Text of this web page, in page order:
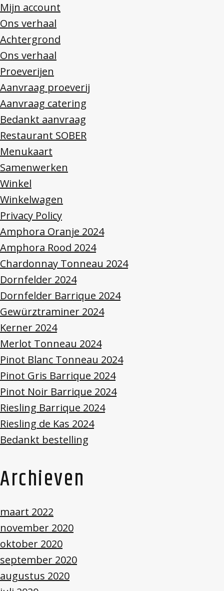
Mijn account
Ons verhaal
Achtergrond
Ons verhaal
Proeverijen
Aanvraag proeverij
Aanvraag catering
Bedankt aanvraag
Restaurant SOBER
Menukaart
Samenwerken
Winkel
Winkelwagen
Privacy Policy
Amphora Oranje 2024
Amphora Rood 2024
Chardonnay Tonneau 2024
Dornfelder 2024
Dornfelder Barrique 2024
Gewürztraminer 2024
Kerner 2024
Merlot Tonneau 2024
Pinot Blanc Tonneau 2024
Pinot Gris Barrique 2024
Pinot Noir Barrique 2024
Riesling Barrique 2024
Riesling de Kas 2024
Bedankt bestelling
Archieven
maart 2022
november 2020
oktober 2020
september 2020
augustus 2020